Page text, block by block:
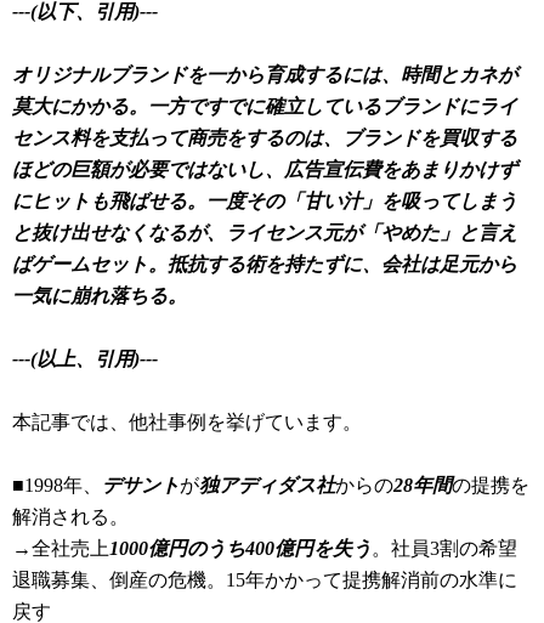
---(以下、引用)---
オリジナルブランドを一から育成するには、時間とカネが
莫大にかかる。一方ですでに確立しているブランドにライ
センス料を支払って商売をするのは、ブランドを買収する
ほどの巨額が必要ではないし、広告宣伝費をあまりかけず
にヒットも飛ばせる。一度その「甘い汁」を吸ってしまう
と抜け出せなくなるが、ライセンス元が「やめた」と言え
ばゲームセット。抵抗する術を持たずに、会社は足元から
一気に崩れ落ちる。
---(以上、引用)---
本記事では、他社事例を挙げています。
■1998年、 デサントが独アディダス社からの28年間の提携を
解消される。
→全社売上 1000億円のうち400億円を失う 。社員3割の希望
退職募集、倒産の危機。15年かかって提携解消前の水準に
戻す